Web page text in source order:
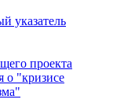
указатель
проекта
о "кризисе